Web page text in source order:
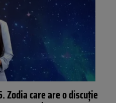
Zodia care are o discuție